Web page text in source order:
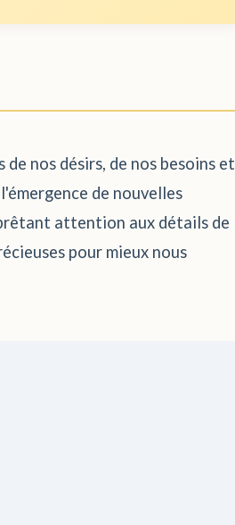
nos désirs, de nos besoins et
de nouvelles
prêtant attention aux détails de
pour mieux nous